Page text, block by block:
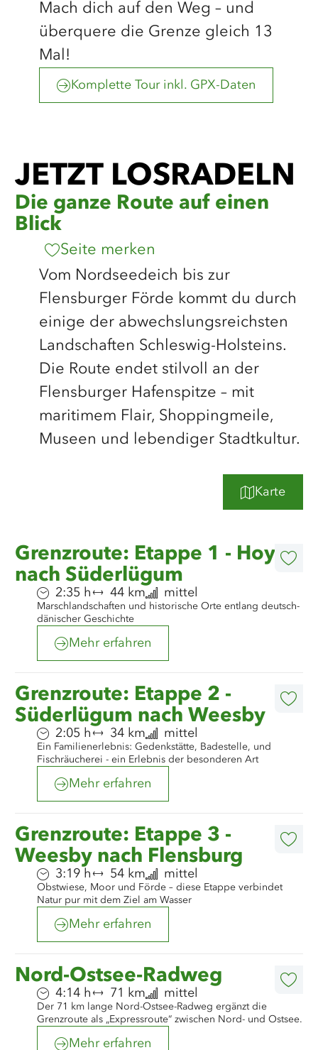
Mach dich auf den Weg – und
überquere die Grenze gleich 13
Mal!
Komplette Tour inkl. GPX-Daten
JETZT LOSRADELN
Die ganze Route auf einen
Blick
Seite merken
Vom Nordseedeich bis zur
Flensburger Förde kommt du durch
einige der abwechslungsreichsten
Landschaften Schleswig-Holsteins.
Die Route endet stilvoll an der
Flensburger Hafenspitze – mit
maritimem Flair, Shoppingmeile,
Museen und lebendiger Stadtkultur.
Karte
Grenzroute: Etappe 1 - Hoyer
nach Süderlügum
Dauer:
2:35 h Entfernung:
44 km Anforderung:
mittel
Marschlandschaften und historische Orte entlang deutsch-
dänischer Geschichte
Mehr
erfahren
Mehr erfahren
Grenzroute: Etappe 2 -
Süderlügum nach Weesby
Dauer:
2:05 h Entfernung:
34 km Anforderung:
mittel
Ein Familienerlebnis: Gedenkstätte, Badestelle, und
Fischräucherei - ein Erlebnis der besonderen Art
Mehr
erfahren
Mehr erfahren
Grenzroute: Etappe 3 -
Weesby nach Flensburg
Dauer:
3:19 h Entfernung:
54 km Anforderung:
mittel
Obstwiese, Moor und Förde – diese Etappe verbindet
Natur pur mit dem Ziel am Wasser
Mehr
erfahren
Mehr erfahren
Nord-Ostsee-Radweg
Dauer:
4:14 h Entfernung:
71 km Anforderung:
mittel
Der 71 km lange Nord-Ostsee-Radweg ergänzt die
Grenzroute als „Expressroute“ zwischen Nord- und Ostsee.
Mehr
erfahren
Mehr erfahren